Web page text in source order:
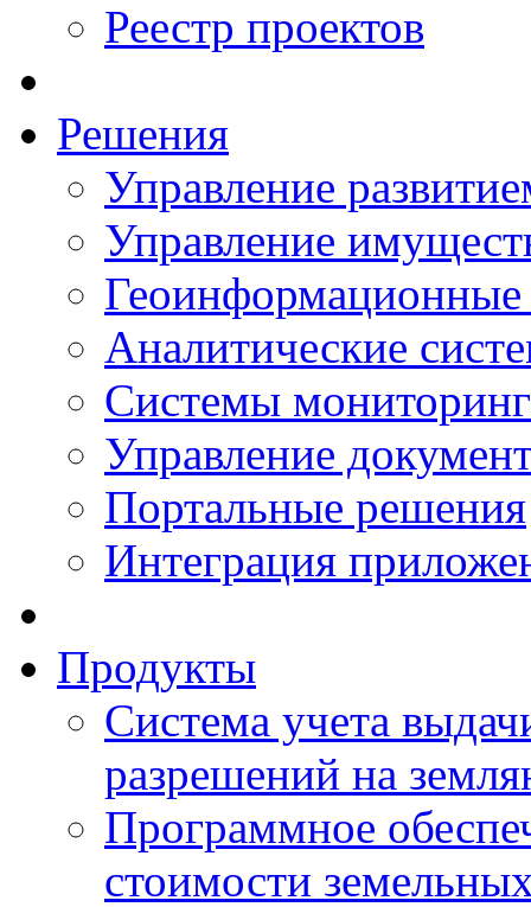
Реестр проектов
Решения
Управление
Управление
Аналитические
Системы
Управление
Портальные решения
Интеграция
Продукты
Система учета
разрешений на
Программное
стоимости